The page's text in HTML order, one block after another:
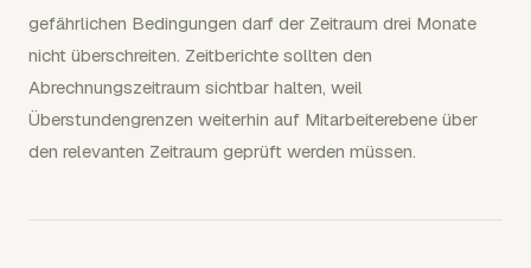
gefährlichen Bedingungen darf der Zeitraum drei Monate
nicht überschreiten. Zeitberichte sollten den
Abrechnungszeitraum sichtbar halten, weil
Überstundengrenzen weiterhin auf Mitarbeiterebene über
den relevanten Zeitraum geprüft werden müssen.